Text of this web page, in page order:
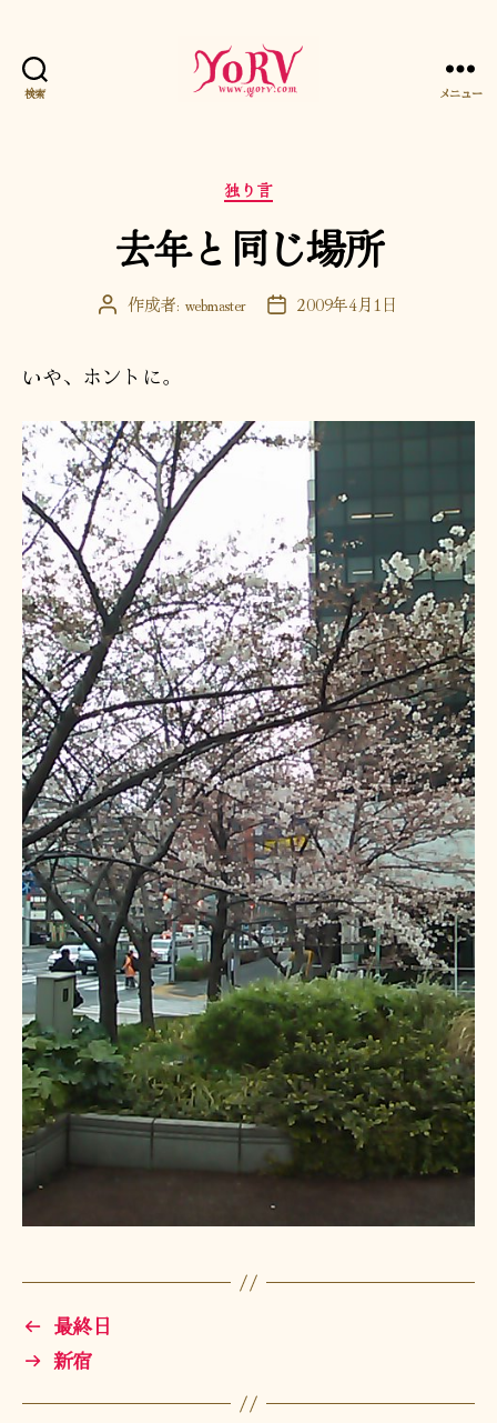
検索 メニュー
カ
テ
ゴ
リ
独り言
去年と同じ場所
投 作成者: webmaster
投 2009年4月1日
いや、ホントに。
← 最終日
→ 新宿